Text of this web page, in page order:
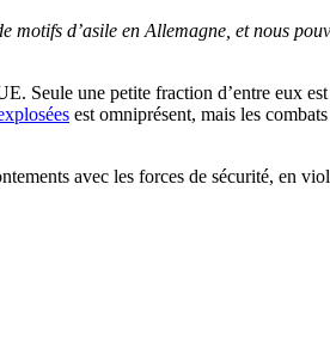
motifs d’asile en Allemagne, et nous
Seule une petite fraction d’entre eux
est omniprésent, mais les
avec les forces de sécurité, en